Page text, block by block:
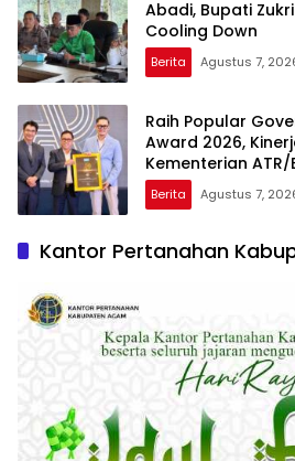
Abadi, Bupati
Cooling Down
Berita Agustus 7,
Raih Popular
Award 2026,
Kementerian ATR/
Berita Agustus 7,
Kantor Pertanahan